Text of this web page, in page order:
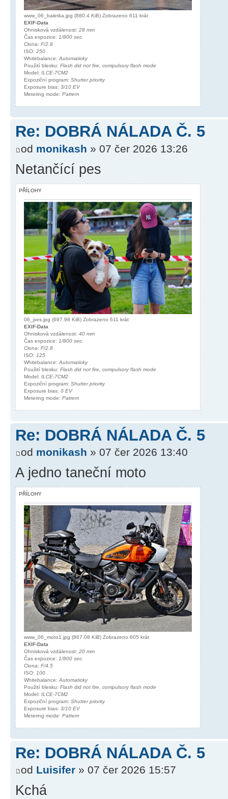
www_06_baletka.jpg (880.4 KiB) Zobrazeno 611 krát
EXIF-Data
Ohnisková vzdálenost: 28 mm
Čas expozice: 1/800 sec.
Clona: F/2.8
ISO: 250
Whitebalance:Automaticky
Použití blesku: Flash did not fire, compulsory flash mode
Model: ILCE-7CM2
Expoziční program: Shutter priority
Exposure bias: 3/10 EV
Metering mode: Pattern
Re: DOBRÁ NÁLADA Č. 5
od monikash » 07 čer 2026 13:26
Netančící pes
PŘÍLOHY
06_pes.jpg (697.98 KiB) Zobrazeno 611 krát
EXIF-Data
Ohnisková vzdálenost: 40 mm
Čas expozice: 1/800 sec.
Clona: F/2.8
ISO: 125
Whitebalance: Automaticky
Použití blesku: Flash did not fire, compulsory flash mode
Model: ILCE-7CM2
Expoziční program: Shutter priority
Exposure bias: 0 EV
Metering mode: Pattern
Re: DOBRÁ NÁLADA Č. 5
od monikash » 07 čer 2026 13:40
A jedno taneční moto
PŘÍLOHY
www_06_moto1.jpg (867.08 KiB) Zobrazeno 605 krát
EXIF-Data
Ohnisková vzdálenost: 20 mm
Čas expozice: 1/800 sec.
Clona: F/4.5
ISO: 100
Whitebalance: Automaticky
Použití blesku: Flash did not fire, compulsory flash mode
Model: ILCE-7CM2
Expoziční program: Shutter priority
Exposure bias: 3/10 EV
Metering mode: Pattern
Re: DOBRÁ NÁLADA Č. 5
od Luisifer » 07 čer 2026 15:57
Kchá